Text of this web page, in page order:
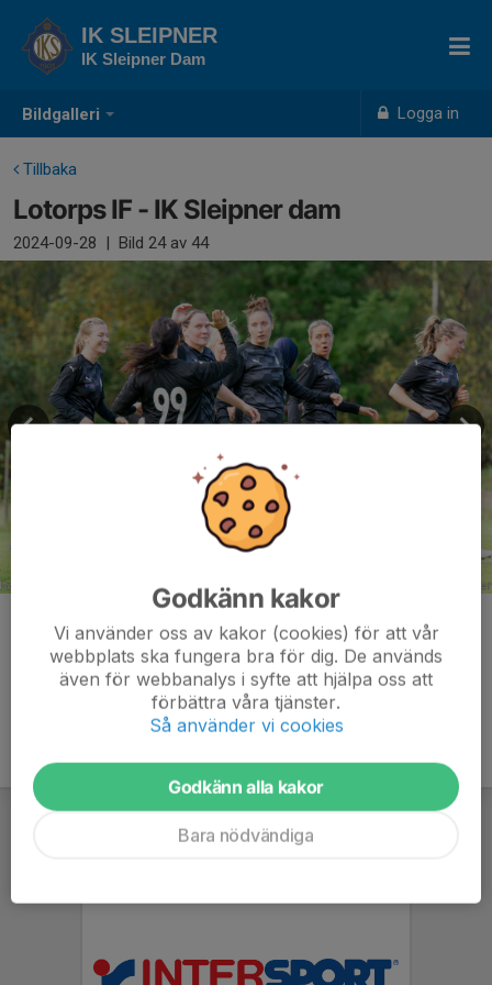
Bildgalleri Logga in
IK SLEIPNER
IK Sleipner Dam
Tillbaka
Lotorps IF - IK Sleipner dam
2024-09-28 | Bild 24av 44
Kommentarer
Godkänn kakor
Vi använder oss av kakor (cookies) för att vår
webbplats ska fungera bra för dig. De används
även för webbanalys i syfte att hjälpa oss att
förbättra våra tjänster.
Så använder vi cookies
Godkänn alla kakor
Bara nödvändiga